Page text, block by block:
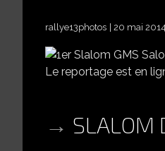
rallye13photos 20 mai 2014
Le reportage est en
SLALOM